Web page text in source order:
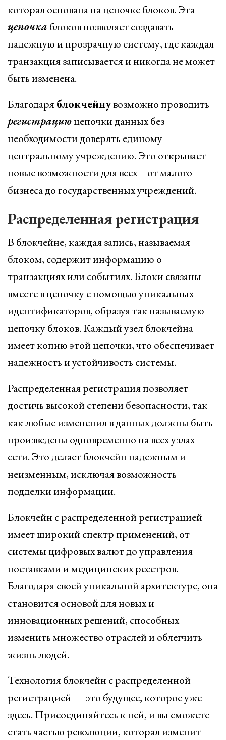
которая основана на цепочке блоков. Эта
цепочка блоков позволяет создавать
надежную и прозрачную систему, где каждая
транзакция записывается и никогда не может
быть изменена.
Благодаряблокчейнувозможно проводить
регистрациюцепочки данных без
необходимости доверять единому
центральному учреждению. Это открывает
новые возможности для всех – от малого
бизнеса до государственных учреждений.
Распределенная регистрация
В блокчейне, каждая запись, называемая
блоком, содержит информацию о
транзакциях или событиях. Блоки связаны
вместе в цепочку с помощью уникальных
идентификаторов, образуя так называемую
цепочку блоков. Каждый узел блокчейна
имеет копию этой цепочки, что обеспечивает
надежность и устойчивость системы.
Распределенная регистрация позволяет
достичь высокой степени безопасности, так
как любые изменения в данных должны быть
произведены одновременно на всех узлах
сети. Это делает блокчейн надежным и
неизменным, исключая возможность
подделки информации.
Блокчейн с распределенной регистрацией
имеет широкий спектр применений, от
системы цифровых валют до управления
поставками и медицинских реестров.
Благодаря своей уникальной архитектуре, она
становится основой для новых и
инновационных решений, способных
изменить множество отраслей и облегчить
жизнь людей.
Технология блокчейн с распределенной
регистрацией — это будущее, которое уже
здесь. Присоединяйтесь к ней, и вы сможете
стать частью революции, которая изменит